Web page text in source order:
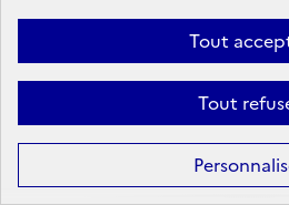
Tout
Tout